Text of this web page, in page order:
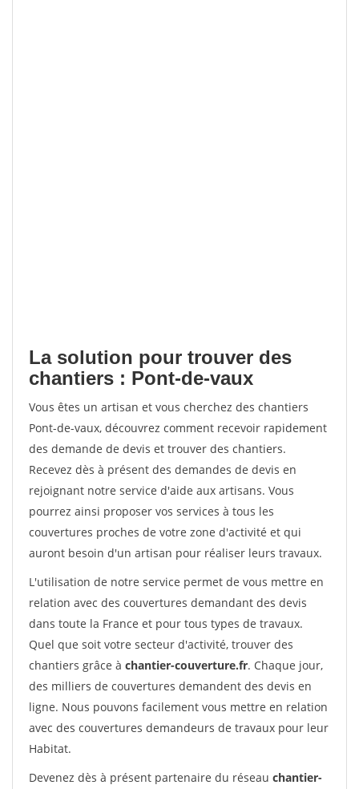
La solution pour trouver des
chantiers : Pont-de-vaux
Vous êtes un artisan et vous cherchez des chantiers
Pont-de-vaux, découvrez comment recevoir rapidement
des demande de devis et trouver des chantiers.
Recevez dès à présent des demandes de devis en
rejoignant notre service d'aide aux artisans. Vous
pourrez ainsi proposer vos services à tous les
couvertures proches de votre zone d'activité et qui
auront besoin d'un artisan pour réaliser leurs travaux.
L'utilisation de notre service permet de vous mettre en
relation avec des couvertures demandant des devis
dans toute la France et pour tous types de travaux.
Quel que soit votre secteur d'activité, trouver des
chantiers grâce à chantier-couverture.fr. Chaque jour,
des milliers de couvertures demandent des devis en
ligne. Nous pouvons facilement vous mettre en relation
avec des couvertures demandeurs de travaux pour leur
Habitat.
Devenez dès à présent partenaire du réseau chantier-